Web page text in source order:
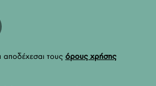
τους όρους χρήσης